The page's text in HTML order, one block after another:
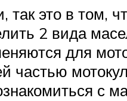
это в том,
2 вида
для
частью
с